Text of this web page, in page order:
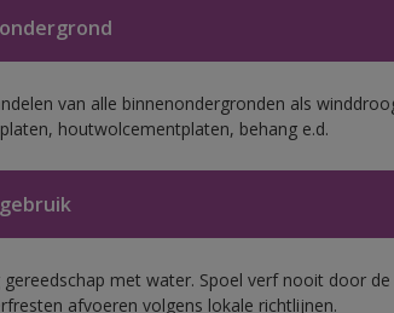
van alle binnenondergronden als
houtwolcementplaten, behang e.d.
gereedschap met water. Spoel verf nooit door
afvoeren volgens lokale richtlijnen.